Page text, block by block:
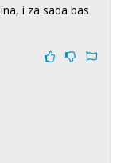
i za sada bas